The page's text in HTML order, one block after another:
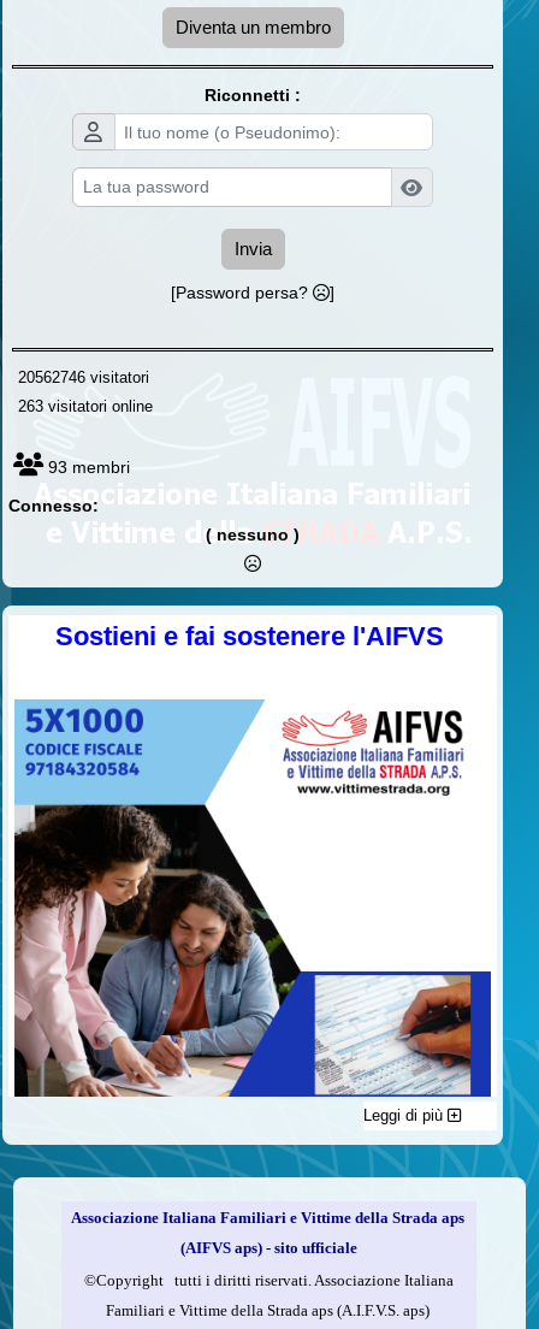
Diventa un membro
Riconnetti :
Invia
[Password persa? ]
20562746 visitatori
263 visitatori online
93 membri
Connesso:
( nessuno )
Sostieni e fai sostenere l'AIFVS
C'è un modo di contribuire alle attività dell’A.I.F.V.S. a favore
delle vittime della strada e per dare giustizia ai superstiti ed ai
loro familiari che non costa nulla: devolvere il 5 per mille della
Compila la scheda CUD o del modello 730.
Firma nel riquadro indicato come “Sostegno delle
Leggi di più
Associazione Italiana Familiari e Vittime della Strada aps
(AIFVS aps) - sito ufficiale
©​Copyright tutti i diritti riservati. Associazione Italiana
Familiari e Vittime della Strada aps (A.I.F.V.S. aps)